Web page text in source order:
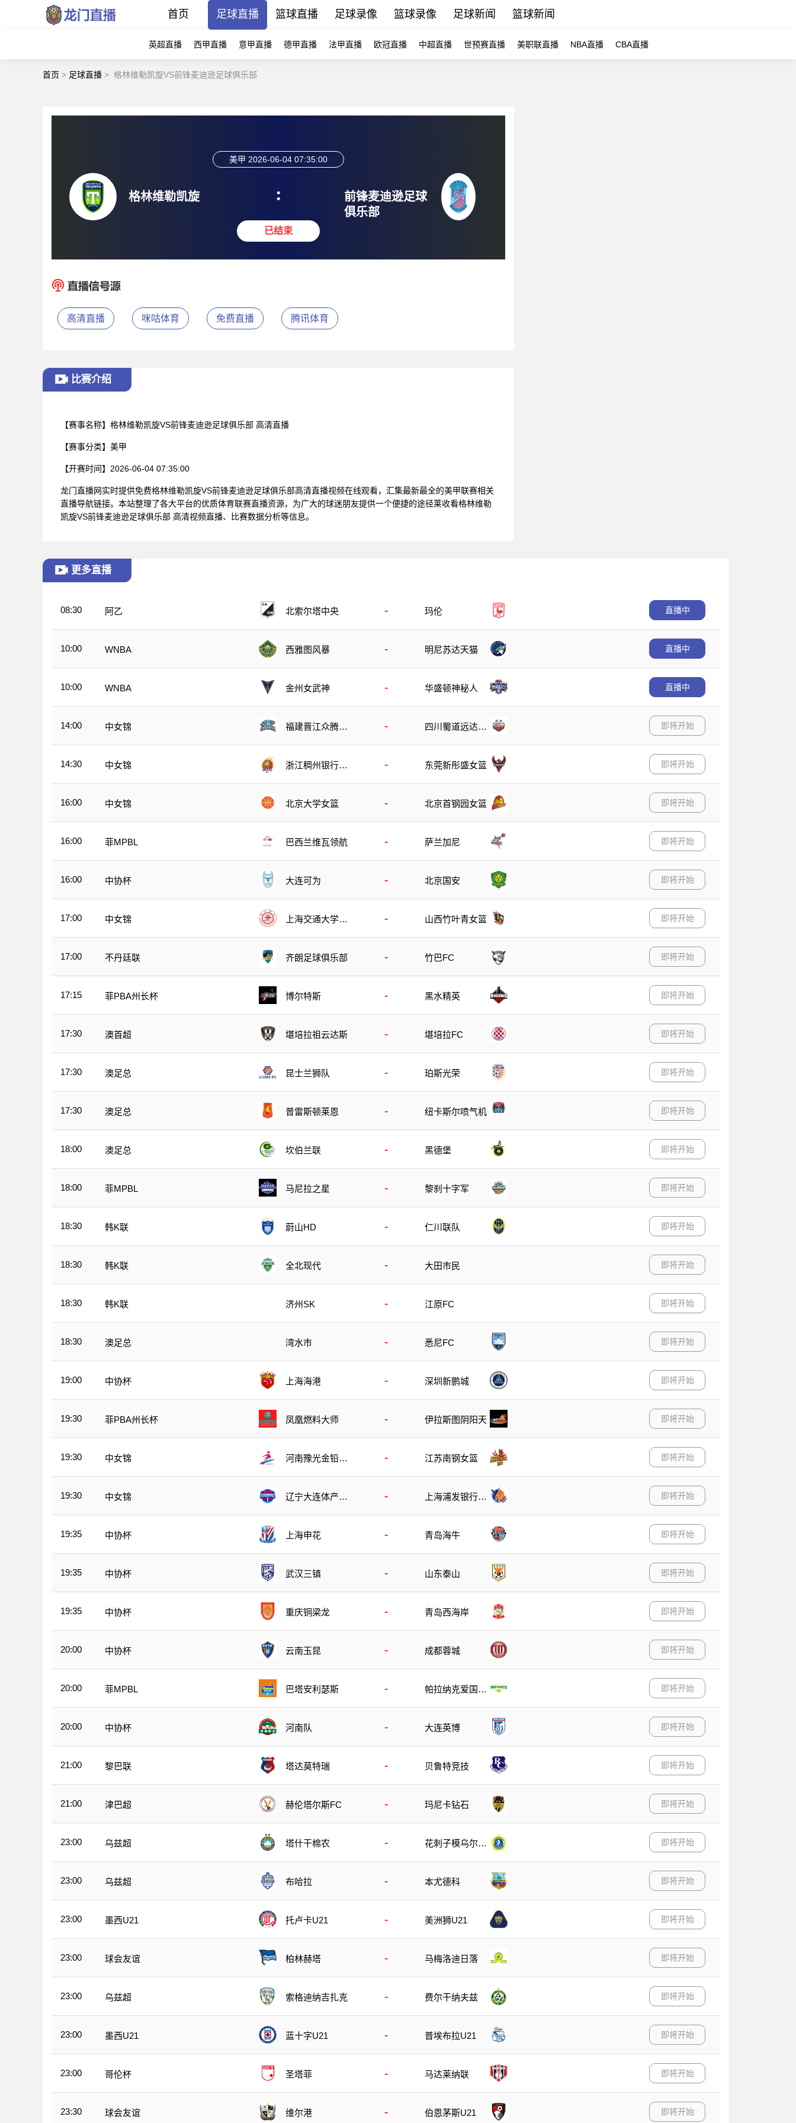
首页 足球直播 篮球直播 足球录像 篮球录像 足球新闻 篮球新闻
英超直播 西甲直播 意甲直播 德甲直播 法甲直播 欧冠直播 中超直播 世预赛直播 美职联直播 NBA直播 CBA直播
首页 > 足球直播 > 格林维勒凯旋VS前锋麦迪逊足球俱乐部
格林维勒凯旋
美甲 2026-06-04 07:35:00
:
已结束
前锋麦迪逊足球
俱乐部
高清直播 咪咕体育 免费直播 腾讯体育
比赛介绍
【赛事名称】 格林维勒凯旋VS前锋麦迪逊足球俱乐部 高清直播
【赛事分类】 美甲
【开赛时间】 2026-06-04 07:35:00
龙门直播网实时提供免费格林维勒凯旋VS前锋麦迪逊足球俱乐部高清直播视频在线观看，汇集最新最全的美甲联赛相关
直播导航链接。本站整理了各大平台的优质体育联赛直播资源，为广大的球迷朋友提供一个便捷的途径莱收看格林维勒
凯旋VS前锋麦迪逊足球俱乐部 高清视频直播、比赛数据分析等信息。
更多直播
08:30 阿乙 北索尔塔中央 - 玛伦 直播中
10:00 WNBA 西雅图风暴 - 明尼苏达天猫 直播中
10:00 WNBA 金州女武神 - 华盛顿神秘人 直播中
14:00 中女锦
福建晋江众腾女
-
四川蜀道远达女
即将开始
14:30 中女锦
浙江稠州银行女
- 东莞新彤盛女篮 即将开始
16:00 中女锦 北京大学女篮 - 北京首钢园女篮 即将开始
16:00 菲MPBL 巴西兰维瓦领航 - 萨兰加尼 即将开始
16:00 中协杯 大连可为 - 北京国安 即将开始
17:00 中女锦
上海交通大学女
- 山西竹叶青女篮 即将开始
17:00 不丹廷联 齐朗足球俱乐部 - 竹巴FC 即将开始
17:15 菲PBA州长杯 博尔特斯 - 黑水精英 即将开始
17:30 澳首超 堪培拉祖云达斯 - 堪培拉FC 即将开始
17:30 澳足总 昆士兰狮队 - 珀斯光荣 即将开始
17:30 澳足总 普雷斯顿莱恩 - 纽卡斯尔喷气机 即将开始
18:00 澳足总 坎伯兰联 - 黑德堡 即将开始
18:00 菲MPBL 马尼拉之星 - 黎刹十字军 即将开始
18:30 韩K联 蔚山HD - 仁川联队 即将开始
18:30 韩K联 全北现代 - 大田市民 即将开始
18:30 韩K联 济州SK - 江原FC 即将开始
18:30 澳足总 湾水市 - 悉尼FC 即将开始
19:00 中协杯 上海海港 - 深圳新鹏城 即将开始
19:30 菲PBA州长杯 凤凰燃料大师 - 伊拉斯图阴阳天 即将开始
19:30 中女锦
河南豫光金铅女
- 江苏南钢女篮 即将开始
19:30 中女锦
辽宁大连体产女
-
上海浦发银行女
即将开始
19:35 中协杯 上海申花 - 青岛海牛 即将开始
19:35 中协杯 武汉三镇 - 山东泰山 即将开始
19:35 中协杯 重庆铜梁龙 - 青岛西海岸 即将开始
20:00 中协杯 云南玉昆 - 成都蓉城 即将开始
20:00 菲MPBL 巴塔安利瑟斯 -
帕拉纳克爱国者
即将开始
20:00 中协杯 河南队 - 大连英博 即将开始
21:00 黎巴联 塔达莫特瑞 - 贝鲁特竞技 即将开始
21:00 津巴超 赫伦塔尔斯FC - 玛尼卡钻石 即将开始
23:00 乌兹超 塔什干棉农 -
花刺子模乌尔根
即将开始
23:00 乌兹超 布哈拉 - 本尤德科 即将开始
23:00 墨西U21 托卢卡U21 - 美洲狮U21 即将开始
23:00 球会友谊 柏林赫塔 - 马梅洛迪日落 即将开始
23:00 乌兹超 索格迪纳吉扎克 - 费尔干纳夫兹 即将开始
23:00 墨西U21 蓝十字U21 - 普埃布拉U21 即将开始
23:00 哥伦杯 圣塔菲 - 马达莱纳联 即将开始
23:30 球会友谊 维尔港 - 伯恩茅斯U21 即将开始